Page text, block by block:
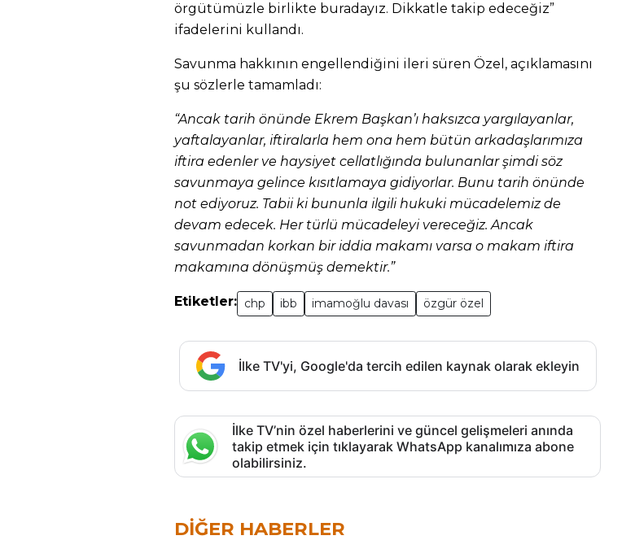
örgütümüzle birlikte buradayız. Dikkatle takip edeceğiz”
ifadelerini kullandı.
Savunma hakkının engellendiğini ileri süren Özel, açıklamasını
şu sözlerle tamamladı:
“Ancak tarih önünde Ekrem Başkan’ı haksızca yargılayanlar,
yaftalayanlar, iftiralarla hem ona hem bütün arkadaşlarımıza
iftira edenler ve haysiyet cellatlığında bulunanlar şimdi söz
savunmaya gelince kısıtlamaya gidiyorlar. Bunu tarih önünde
not ediyoruz. Tabii ki bununla ilgili hukuki mücadelemiz de
devam edecek. Her türlü mücadeleyi vereceğiz. Ancak
savunmadan korkan bir iddia makamı varsa o makam iftira
makamına dönüşmüş demektir.”
Etiketler: chp ibb imamoğlu davası özgür özel
İlke TV'yi, Google'da tercih edilen kaynak olarak ekleyin
İlke TV’nin özel haberlerini ve güncel gelişmeleri anında
takip etmek için tıklayarak WhatsApp kanalımıza abone
olabilirsiniz.
DIĞER HABERLER